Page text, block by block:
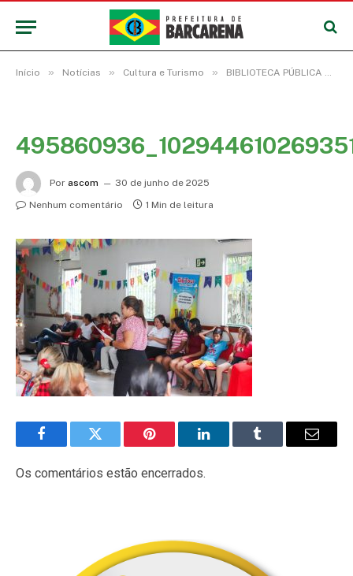
Início » Notícias » Cultura e Turismo » BIBLIOTECA PÚBLICA DE BARCARENA COMPLETA 60 ANOS E COMEMORA AVANÇOS RECENTES
Por ascom
30 de junho de 2025
Nenhum comentário
1 Min de leitura
FacebookTwitter Pinterest LinkedInTumblr
E-
Os comentários estão encerrados.